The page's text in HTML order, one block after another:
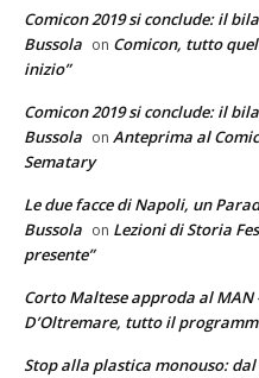
Comicon 2019 si conclude: il
Bussola on Comicon, tutto
inizio”
Comicon 2019 si conclude: il
Bussola on Anteprima al
Sematary
Le due facce di Napoli, un
Bussola on Lezioni di Storia
presente”
Corto Maltese approda al MAN
D’Oltremare, tutto il
Stop alla plastica monouso: